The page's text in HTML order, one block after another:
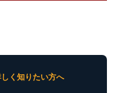
く知りたい方へ